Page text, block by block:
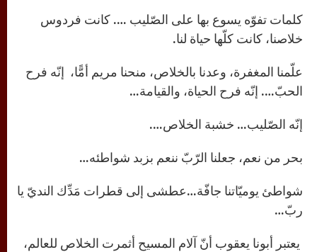
كلمات تفوّه يسوع بها على الصّليب …. كانت فردوس
خلاصنا، كانت كلّها حياة لنا.
علّمنا المغفرة، وعدنا بالخلاص، منحنا مريم أمًّا، إنّه فرح
الحبّ…. إنّه فرح الحياة، والقيامة…
إنّه الصّليب… خشبة الخلاص….
بحر من نعم، جعلنا الرّبّ ننعم بزبد شواطئه…
شواطئ يوميّاتنا جافّة…عطشى إلى قطرات مَدِّك النديّ يا
ربّ…
يعتبر أبونا يعقوب أنّ آلام المسيح أثمرت الخلاص للعالم،